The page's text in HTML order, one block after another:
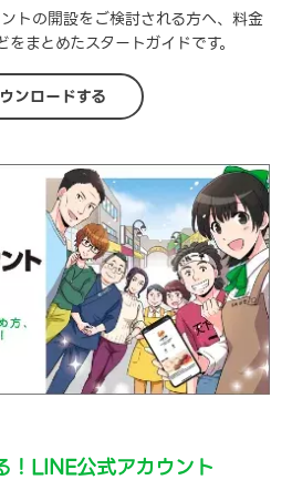
トの開設をご検討される方へ、料金
まとめたスタートガイドです。
ンロードする
！LINE公式アカウント